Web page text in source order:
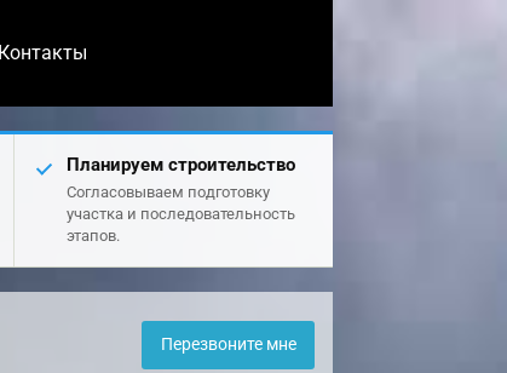
Контакты
Планируем строительство
Согласовываем подготовку
участка и последовательность
этапов.
Перезвоните мне